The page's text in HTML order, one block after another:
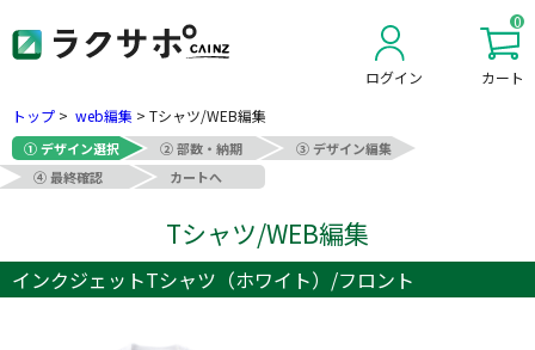
ログイン
0
カート
トップ > web編集 > Tシャツ/WEB編集
① デザイン選択 ② 部数・納期
③ デザイン編集
④ 最終確認
カートへ
Tシャツ/WEB編集
インクジェットTシャツ（ホワイト）/フロント